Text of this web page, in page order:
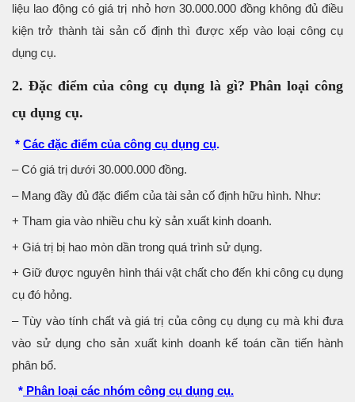
liệu lao động có giá trị nhỏ hơn 30.000.000 đồng không đủ điều
kiện trở thành tài sản cố định thì được xếp vào loại công cụ
dụng cụ.
2. Đặc điểm của công cụ dụng là gì? Phân loại công
cụ dụng cụ.
* Các đặc điểm của công cụ dụng cụ.
– Có giá trị dưới 30.000.000 đồng.
– Mang đầy đủ đặc điểm của tài sản cố định hữu hình. Như:
+ Tham gia vào nhiều chu kỳ sản xuất kinh doanh.
+ Giá trị bị hao mòn dần trong quá trình sử dụng.
+ Giữ được nguyên hình thái vật chất cho đến khi công cụ dụng
cụ đó hỏng.
– Tùy vào tính chất và giá trị của công cụ dụng cụ mà khi đưa
vào sử dụng cho sản xuất kinh doanh kế toán cần tiến hành
phân bổ.
* Phân loại các nhóm công cụ dụng cụ.